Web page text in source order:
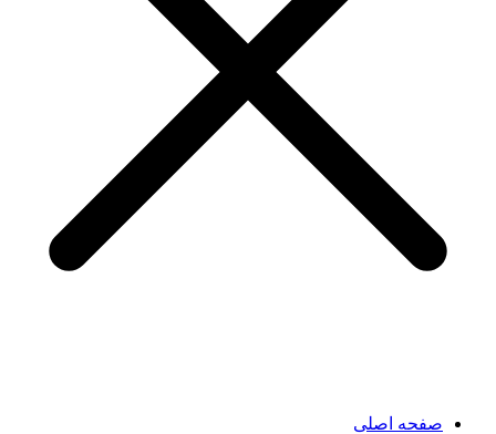
صفحه اصلی